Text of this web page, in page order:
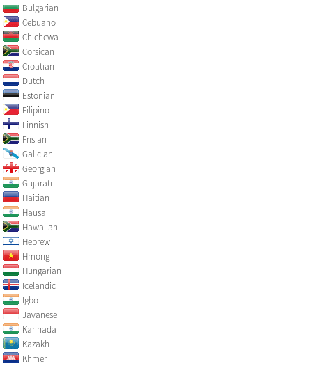
Bulgarian
Cebuano
Chichewa
Corsican
Croatian
Dutch
Estonian
Filipino
Finnish
Frisian
Galician
Georgian
Gujarati
Haitian
Hausa
Hawaiian
Hebrew
Hmong
Hungarian
Icelandic
Igbo
Javanese
Kannada
Kazakh
Khmer